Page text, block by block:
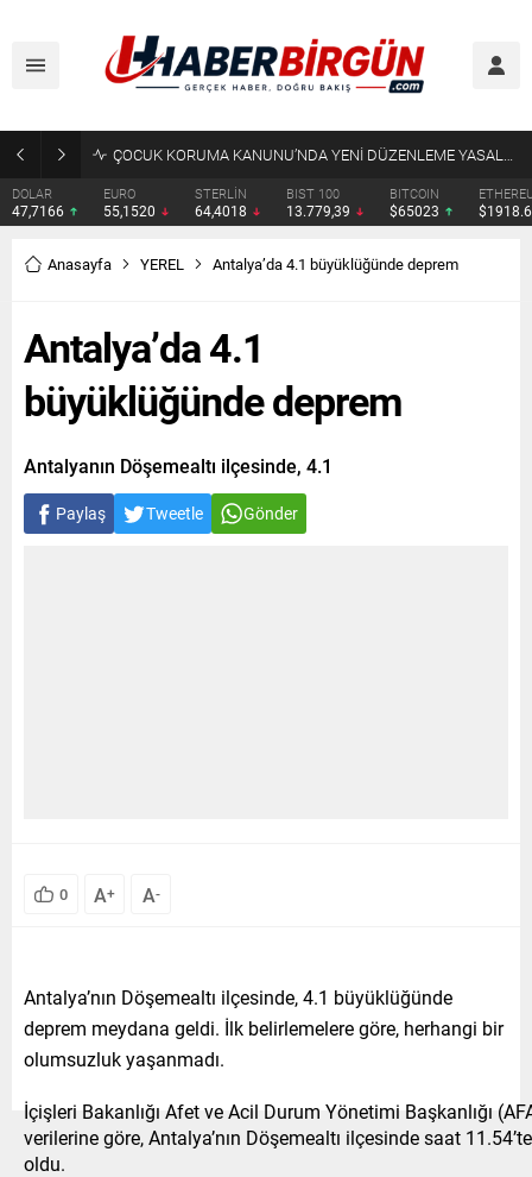
ÇOCUK KORUMA KANUNU’NDA YENİ DÜZENLEME YASALAŞTI
DOLAR
47,7166
EURO
55,1520
STERLİN
64,4018
BIST 100
13.779,39
BITCOIN
$65023
Anasayfa YEREL Antalya’da 4.1 büyüklüğünde deprem
Antalya’da 4.1
büyüklüğünde deprem
Antalyanın Döşemealtı ilçesinde, 4.1
Paylaş Tweetle Gönder
0 A+ A-
Antalya’nın Döşemealtı ilçesinde, 4.1 büyüklüğünde
deprem meydana geldi. İlk belirlemelere göre, herhangi bir
olumsuzluk yaşanmadı.
İçişleri Bakanlığı Afet ve Acil Durum Yönetimi Başkanlığı
verilerine göre, Antalya’nın Döşemealtı ilçesinde saat
oldu.